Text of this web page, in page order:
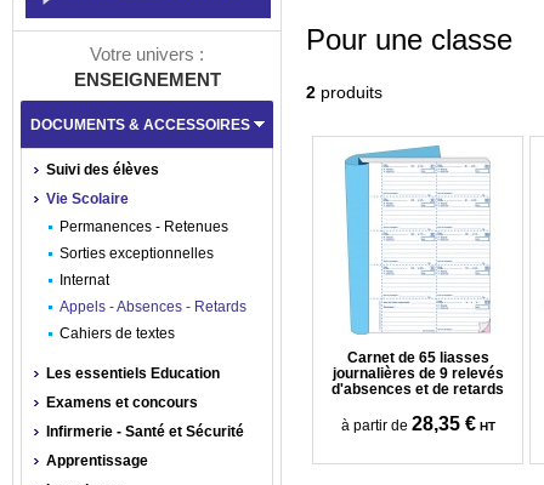
Pour une classe
2 produits
Carnet de 65 liasses
journalières de 9 relevés
d'absences et de retards
à partir de 28,35 € HT
Votre univers :
ENSEIGNEMENT
DOCUMENTS & ACCESSOIRES
Suivi des élèves
Vie Scolaire
Permanences - Retenues
Sorties exceptionnelles
Internat
Appels - Absences - Retards
Cahiers de textes
Les essentiels Education
Examens et concours
Infirmerie - Santé et Sécurité
Apprentissage